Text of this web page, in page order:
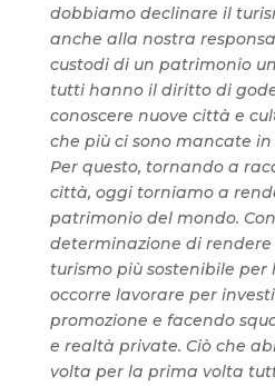
dobbiamo declinare il
anche alla nostra
custodi di un patrimonio
tutti hanno il diritto di
conoscere nuove città e
che più ci sono mancate
Per questo, tornando a
città, oggi torniamo a
patrimonio del mondo.
determinazione di rendere
turismo più sostenibile per
occorre lavorare per
promozione e facendo
e realtà private. Ciò che
volta per la prima volta